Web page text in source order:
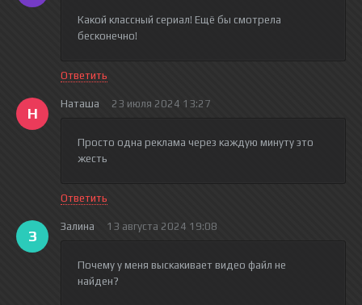
Какой классный сериал! Ещё бы смотрела
бесконечно!
Ответить
Н
Наташа 23 июля 2024 13:27
Просто одна реклама через каждую минуту это
жесть
Ответить
З
Залина 13 августа 2024 19:08
Почему у меня выскакивает видео файл не
найден?